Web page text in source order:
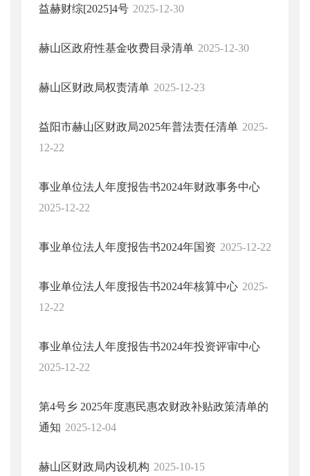
益赫财综[2025]4号 2025-12-30
赫山区政府性基金收费目录清单 2025-12-30
赫山区财政局权责清单 2025-12-23
益阳市赫山区财政局2025年普法责任清单 2025-
12-22
事业单位法人年度报告书2024年财政事务中心
2025-12-22
事业单位法人年度报告书2024年国资 2025-12-22
事业单位法人年度报告书2024年核算中心 2025-
12-22
事业单位法人年度报告书2024年投资评审中心
2025-12-22
第4号乡 2025年度惠民惠农财政补贴政策清单的
通知 2025-12-04
赫山区财政局内设机构 2025-10-15